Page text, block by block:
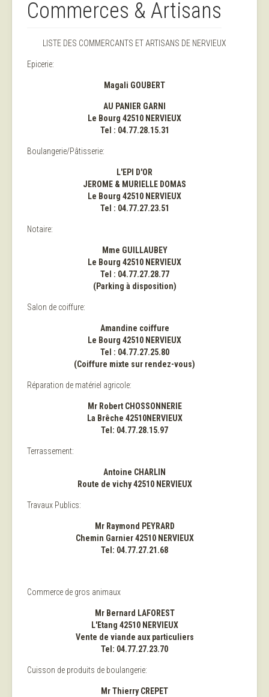
Commerces & Artisans
LISTE DES COMMERCANTS ET ARTISANS DE NERVIEUX
Epicerie:
Magali GOUBERT
AU PANIER GARNI
Le Bourg 42510 NERVIEUX
Tel : 04.77.28.15.31
Boulangerie/Pâtisserie:
L'EPI D'OR
JEROME & MURIELLE DOMAS
Le Bourg 42510 NERVIEUX
Tel : 04.77.27.23.51
Notaire:
Mme GUILLAUBEY
Le Bourg 42510 NERVIEUX
Tel : 04.77.27.28.77
(Parking à disposition)
Salon de coiffure:
Amandine coiffure
Le Bourg 42510 NERVIEUX
Tel : 04.77.27.25.80
(Coiffure mixte sur rendez-vous)
Réparation de matériel agricole:
Mr Robert CHOSSONNERIE
La Brêche 42510NERVIEUX
Tel: 04.77.28.15.97
Terrassement:
Antoine CHARLIN
Route de vichy 42510 NERVIEUX
Travaux Publics:
Mr Raymond PEYRARD
Chemin Garnier 42510 NERVIEUX
Tel: 04.77.27.21.68
Commerce de gros animaux
Mr Bernard LAFOREST
L'Etang 42510 NERVIEUX
Vente de viande aux particuliers
Tel: 04.77.27.23.70
Cuisson de produits de boulangerie:
Mr Thierry CREPET